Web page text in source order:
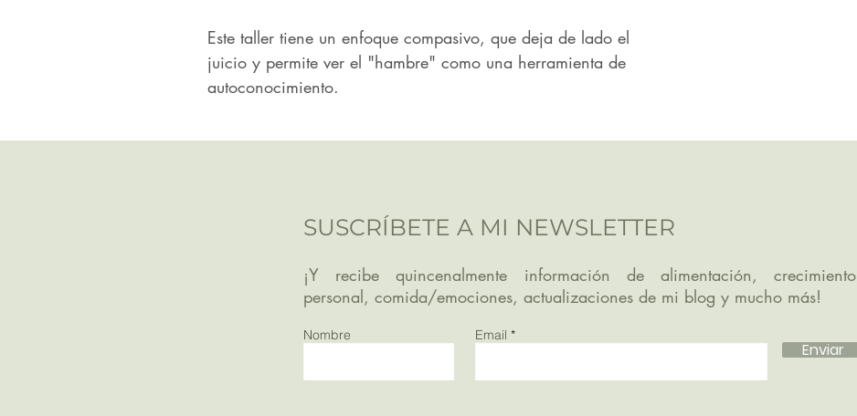
Este taller tiene un enfoque compasivo, que deja de lado el
juicio y permite ver el "hambre" como una herramienta de
autoconocimiento.
SUSCRÍBETE A MI NEWSLETTER
¡Y recibe quincenalmente información de alimentación, crecimiento
personal, comida/emociones, actualizaciones de mi blog y mucho más!
Nombre Email
Enviar